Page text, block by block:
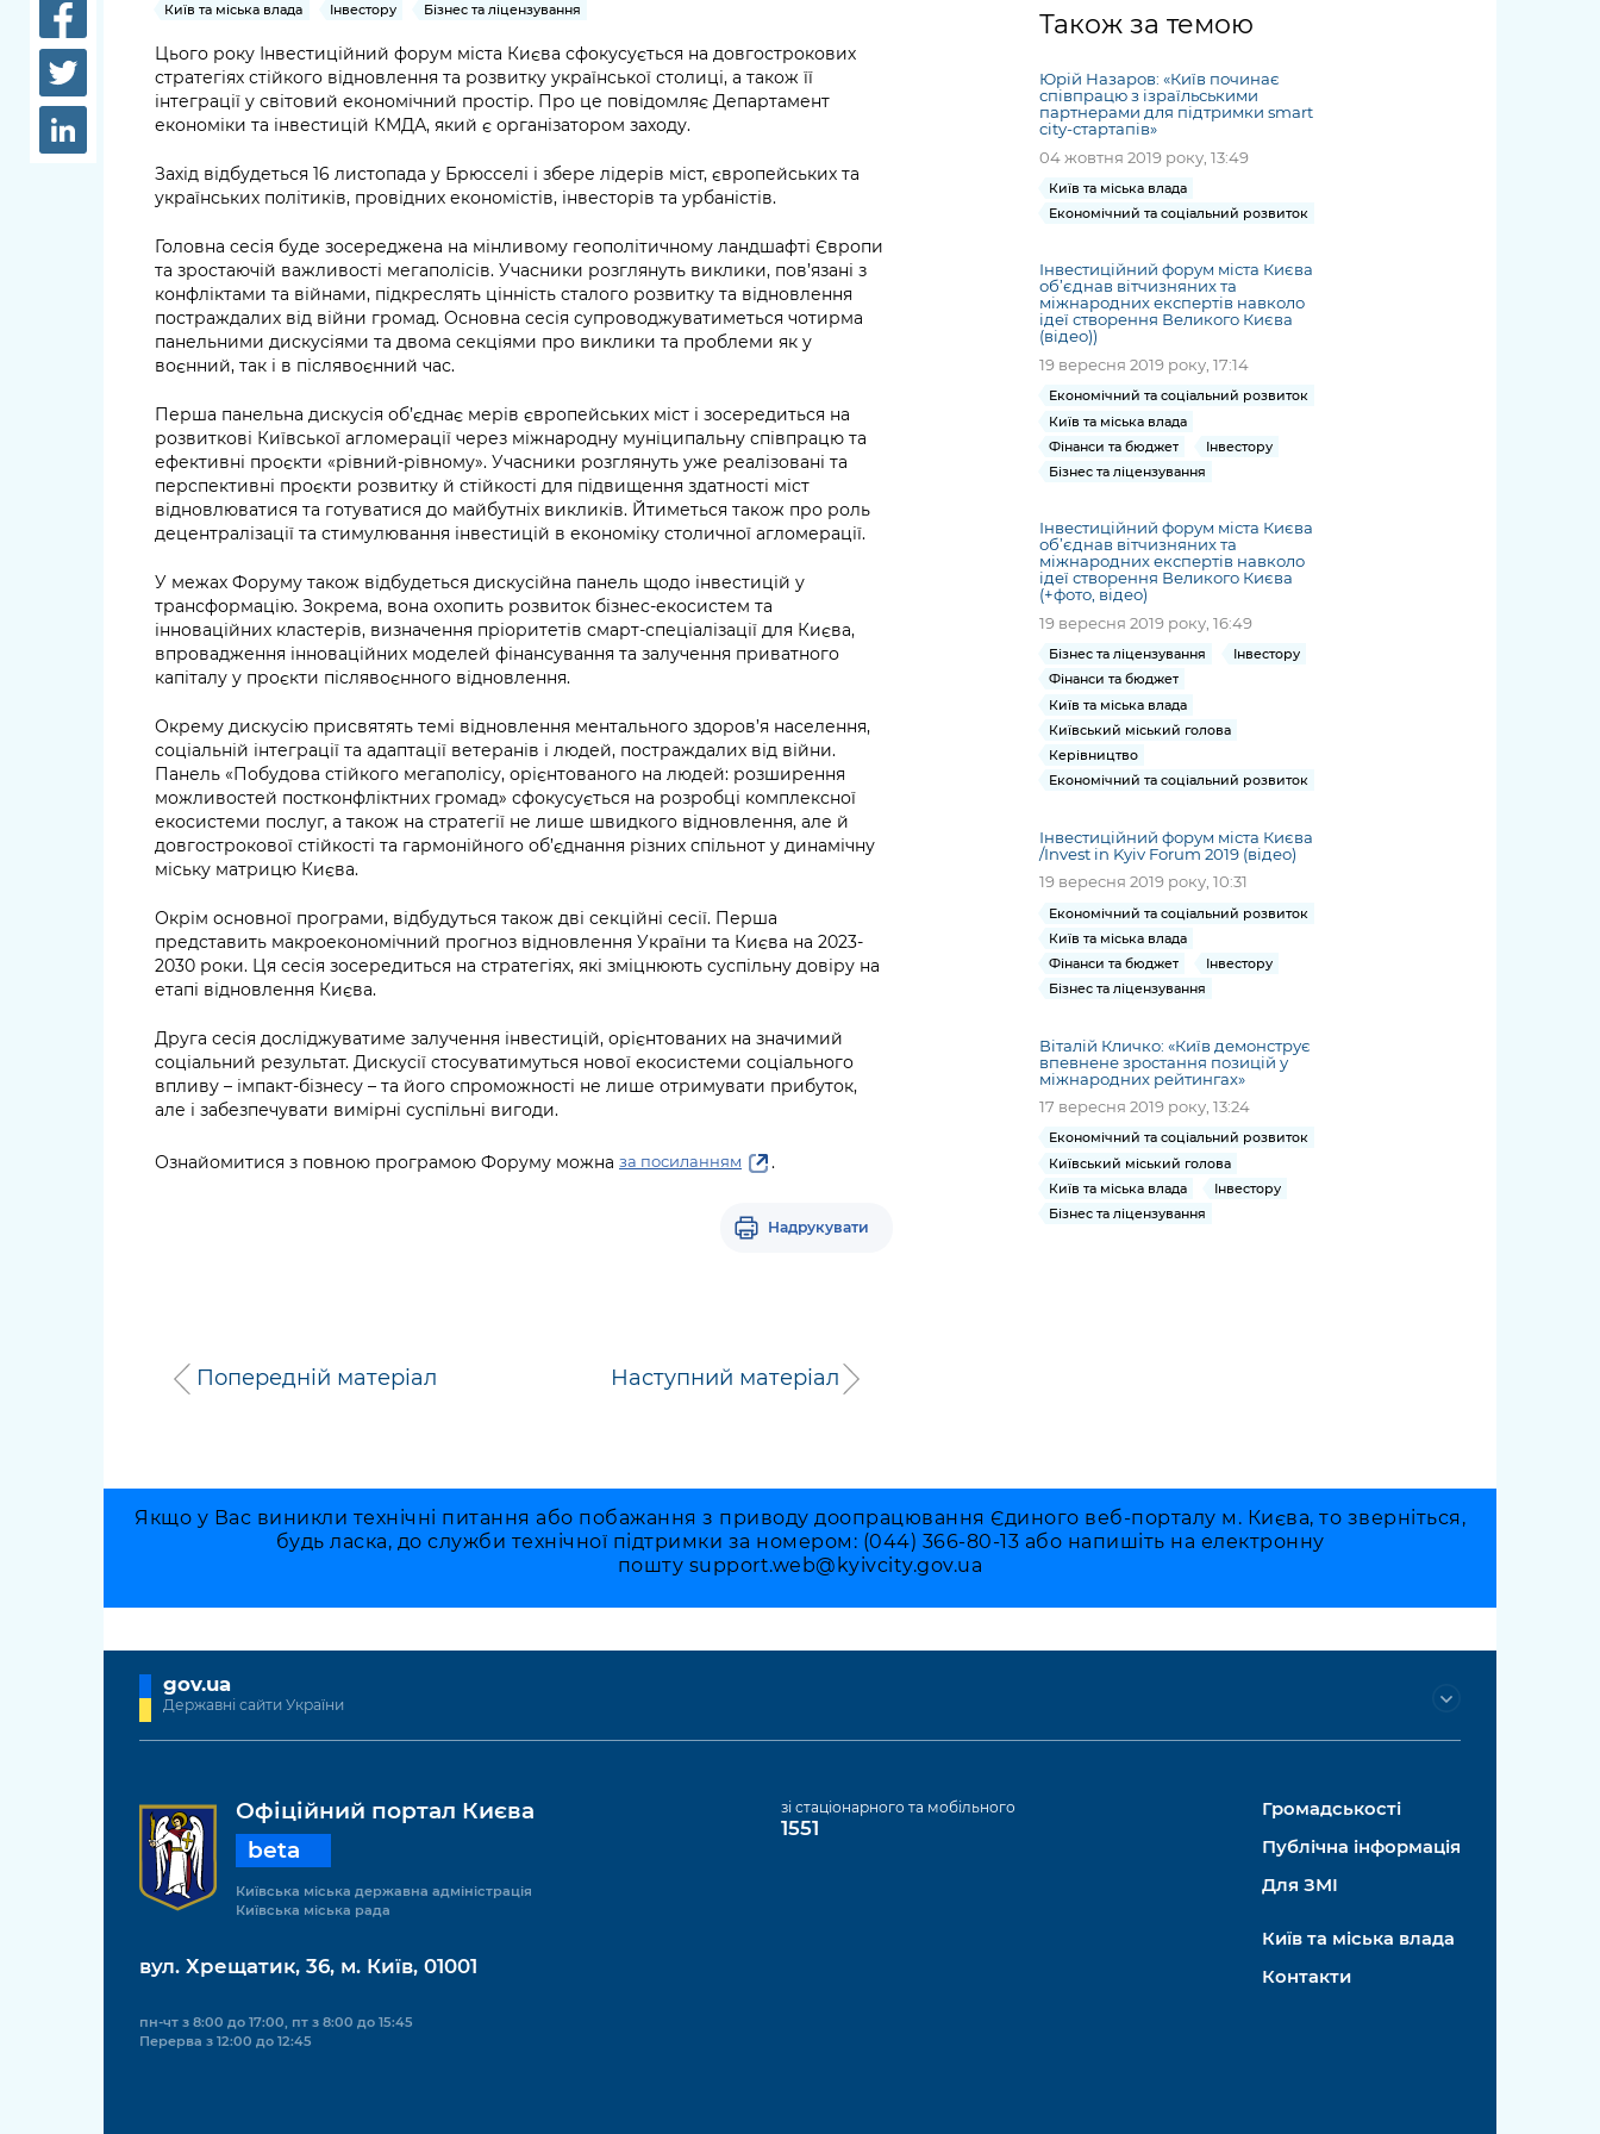
Рішення та розпорядження
Проєкти розпоряджень, що
перебувають на погодженні
КМВА
Статистика
Звернення громадян Безбар'єрність
Київська міська військова
адміністрація
довідки
Лікарні та медицина
Освіта та навчальні
заклади
Дороги, транспорт та
Навколишнє
середовище міста
Безпека та
правопорядок
Ритуальні послуги
foreigners
Портал послуг
Міський застосунок Київ
Цифровий
Важливе під час
воєнного стану
Громадський
бюджет
міській військовій
адміністрації
«Ініціатива
«Партнерство
«Відкритий Уряд» –
місцевий рівень»
Важливе під час
обмеженим
доступом
онлайн
нормативно-
правових та
інших актів
Порядок
рішень, дій чи
бездіяльності
розпорядників
Звіти про
запитів на
публічну
інформацію
дашборди
ся на
новини та
КМДА /
Subscribe
журналіст
ський
запит /
Submitting
a media
request
Контакти
Київ та міська влада
Інвестору Бізнес та ліцензування
Цього року Інвестиційний форум міста Києва сфокусується на довгострокових
стратегіях стійкого відновлення та розвитку української столиці, а також її
інтеграції у світовий економічний простір. Про це повідомляє Департамент
економіки та інвестицій КМДА, який є організатором заходу.
Захід відбудеться 16 листопада у Брюсселі і збере лідерів міст, європейських та
українських політиків, провідних економістів, інвесторів та урбаністів.
Головна сесія буде зосереджена на мінливому геополітичному ландшафті Європи
та зростаючій важливості мегаполісів. Учасники розглянуть виклики, пов’язані з
конфліктами та війнами, підкреслять цінність сталого розвитку та відновлення
постраждалих від війни громад. Основна сесія супроводжуватиметься чотирма
панельними дискусіями та двома секціями про виклики та проблеми як у
воєнний, так і в післявоєнний час.
Перша панельна дискусія об’єднає мерів європейських міст і зосередиться на
розвиткові Київської агломерації через міжнародну муніципальну співпрацю та
ефективні проєкти «рівний-рівному». Учасники розглянуть уже реалізовані та
перспективні проєкти розвитку й стійкості для підвищення здатності міст
відновлюватися та готуватися до майбутніх викликів. Йтиметься також про роль
децентралізації та стимулювання інвестицій в економіку столичної агломерації.
У межах Форуму також відбудеться дискусійна панель щодо інвестицій у
трансформацію. Зокрема, вона охопить розвиток бізнес-екосистем та
інноваційних кластерів, визначення пріоритетів смарт-спеціалізації для Києва,
впровадження інноваційних моделей фінансування та залучення приватного
капіталу у проєкти післявоєнного відновлення.
Окрему дискусію присвятять темі відновлення ментального здоров’я населення,
соціальній інтеграції та адаптації ветеранів і людей, постраждалих від війни.
Панель «Побудова стійкого мегаполісу, орієнтованого на людей: розширення
можливостей постконфліктних громад» сфокусується на розробці комплексної
екосистеми послуг, а також на стратегії не лише швидкого відновлення, але й
довгострокової стійкості та гармонійного об’єднання різних спільнот у динамічну
міську матрицю Києва.
Окрім основної програми, відбудуться також дві секційні сесії. Перша
представить макроекономічний прогноз відновлення України та Києва на 2023-
2030 роки. Ця сесія зосередиться на стратегіях, які зміцнюють суспільну довіру на
етапі відновлення Києва.
Друга сесія досліджуватиме залучення інвестицій, орієнтованих на значимий
соціальний результат. Дискусії стосуватимуться нової екосистеми соціального
впливу – імпакт-бізнесу – та його спроможності не лише отримувати прибуток,
але і забезпечувати вимірні суспільні вигоди.
Ознайомитися з повною програмою Форуму можна за посиланням .
Надрукувати
Попередній матеріал Наступний матеріал
Також за темою
Юрій Назаров: «Київ починає
співпрацю з ізраїльськими
партнерами для підтримки smart
city-стартапів»
04 жовтня 2019 року, 13:49
Київ та міська влада
Економічний та соціальний розвиток
Інвестиційний форум міста Києва
об’єднав вітчизняних та
міжнародних експертів навколо
ідеї створення Великого Києва
(відео))
19 вересня 2019 року, 17:14
Економічний та соціальний розвиток
Київ та міська влада
Фінанси та бюджет
Інвестору
Бізнес та ліцензування
Інвестиційний форум міста Києва
об’єднав вітчизняних та
міжнародних експертів навколо
ідеї створення Великого Києва
(+фото, відео)
19 вересня 2019 року, 16:49
Бізнес та ліцензування
Інвестору
Фінанси та бюджет
Київ та міська влада
Київський міський голова
Керівництво
Економічний та соціальний розвиток
Інвестиційний форум міста Києва
/Invest in Kyiv Forum 2019 (відео)
19 вересня 2019 року, 10:31
Економічний та соціальний розвиток
Київ та міська влада
Фінанси та бюджет
Інвестору
Бізнес та ліцензування
Віталій Кличко: «Київ демонструє
впевнене зростання позицій у
міжнародних рейтингах»
17 вересня 2019 року, 13:24
Економічний та соціальний розвиток
Київський міський голова
Київ та міська влада
Інвестору
Бізнес та ліцензування
Якщо у Вас виникли технічні питання або побажання з приводу доопрацювання Єдиного веб-порталу м. Києва, то зверніться,
будь ласка, до служби технічної підтримки за номером: (044) 366-80-13 або напишіть на електронну
пошту support.web@kyivcity.gov.ua
gov.ua
Державні сайти України
Офіційний портал Києва
beta
Київська міська державна адміністрація
Київська міська рада
вул. Хрещатик, 36, м. Київ, 01001
пн-чт з 8:00 до 17:00, пт з 8:00 до 15:45
Перерва з 12:00 до 12:45
зі стаціонарного та мобільного
1551
Громадськості
Публічна інформація
Для ЗМІ
Київ та міська влада
Контакти